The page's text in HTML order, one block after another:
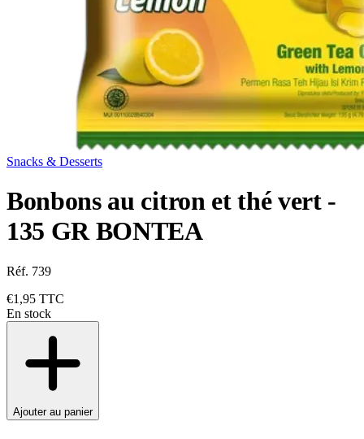
Snacks & Desserts
Bonbons au citron et thé vert -
135 GR BONTEA
Réf. 739
€1,95 TTC
En stock
Ajouter au panier